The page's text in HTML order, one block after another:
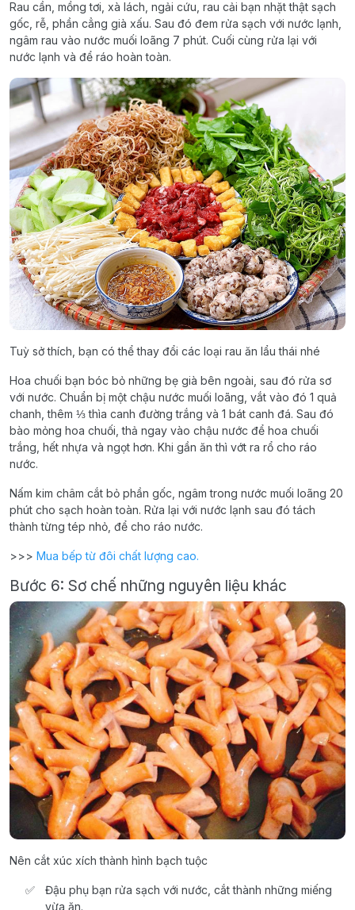
Rau cần, mồng tơi, xà lách, ngải cứu, rau cải bạn nhặt thật sạch
gốc, rễ, phần cẳng già xấu. Sau đó đem rửa sạch với nước lạnh,
ngâm rau vào nước muối loãng 7 phút. Cuối cùng rửa lại với
nước lạnh và để ráo hoàn toàn.
Tuỳ sở thích, bạn có thể thay đổi các loại rau ăn lẩu thái nhé
Hoa chuối bạn bóc bỏ những bẹ già bên ngoài, sau đó rửa sơ
với nước. Chuẩn bị một chậu nước muối loãng, vắt vào đó 1 quả
chanh, thêm ⅓ thìa canh đường trắng và 1 bát canh đá. Sau đó
bào mỏng hoa chuối, thả ngay vào chậu nước để hoa chuối
trắng, hết nhựa và ngọt hơn. Khi gần ăn thì vớt ra rổ cho ráo
nước.
Nấm kim châm cắt bỏ phần gốc, ngâm trong nước muối loãng 20
phút cho sạch hoàn toàn. Rửa lại với nước lạnh sau đó tách
thành từng tép nhỏ, để cho ráo nước.
>>> Mua bếp từ đôi chất lượng cao.
Bước 6: Sơ chế những nguyên liệu khác
Nên cắt xúc xích thành hình bạch tuộc
Đậu phụ bạn rửa sạch với nước, cắt thành những miếng
vừa ăn.